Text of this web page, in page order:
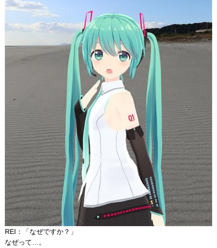
REI：「なぜですか？」
なぜって…。